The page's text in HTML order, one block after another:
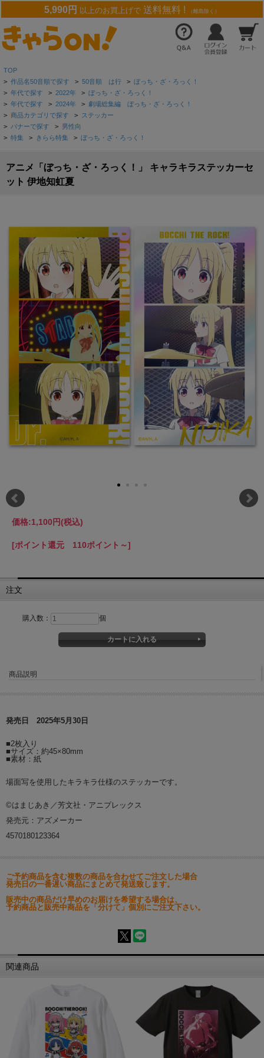
5,990円 以上のお買上げで 送料無料 ! （離島除く）
TOP
> 作品名50音順で探す > 50音順 は行 > ぼっち・ざ・ろっく！
> 年代で探す > 2022年 > ぼっち・ざ・ろっく！
> 年代で探す > 2024年 > 劇場総集編 ぼっち・ざ・ろっく！
> 商品カテゴリで探す > ステッカー
> バナーで探す > 男性向
> 特集 > きらら特集 > ぼっち・ざ・ろっく！
アニメ「ぼっち・ざ・ろっく！」 キャラキラステッカーセ
ット 伊地知虹夏
価格:1,100円(税込)
[ポイント還元 110ポイント～]
注文
購入数： 個
商品説明
発売日 2025年5月30日
■2枚入り
■サイズ：約45×80mm
■素材：紙
場面写を使用したキラキラ仕様のステッカーです。
©はまじあき／芳文社・アニプレックス
発売元：アズメーカー
4570180123364
ご予約商品を含む複数の商品を合わせてご注文した場合
発売日の一番遅い商品にまとめて発送致します。
販売中の商品だけ早めのお届けを希望する場合は、
予約商品と販売中商品を「分けて」個別にご注文下さい。
関連商品